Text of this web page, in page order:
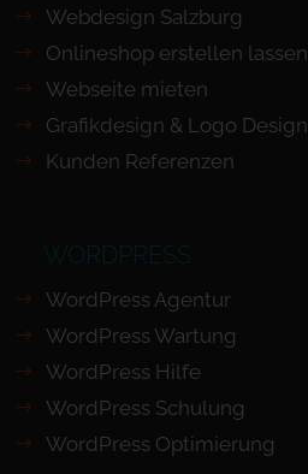
Webdesign Salzburg
Onlineshop erstellen lassen
Webseite mieten
Grafikdesign & Logo Design
Kunden Referenzen
WORDPRESS
WordPress Agentur
WordPress Wartung
WordPress Hilfe
WordPress Schulung
WordPress Optimierung